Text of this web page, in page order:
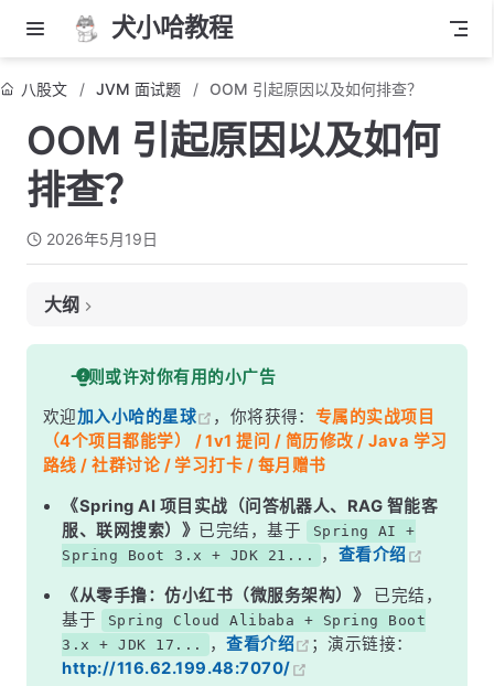
犬小哈教程
八股文 JVM 面试题 OOM 引起原因以及如何排查？
OOM 引起原因以及如何
排查？
2026年5月19日
大纲
面试考察点
核心答案
深度解析
一、OOM 的常见原因
二、OOM 排查完整流程
三、预防 OOM 的最佳实践
常见面试变体
记忆口诀
一则或许对你有用的小广告
欢迎加入小哈的星球 ，你将获得： 专属的实战项目
（4个项目都能学） / 1v1 提问 / 简历修改 / Java 学习
路线 / 社群讨论 / 学习打卡 / 每月赠书
《Spring AI 项目实战（问答机器人、RAG 智能客
服、联网搜索）》 已完结，基于
Spring AI +
Spring Boot 3.x + JDK 21...
， 查看介绍
《从零手撸：仿小红书（微服务架构）》
已完结，
基于
Spring Cloud Alibaba + Spring Boot
3.x + JDK 17...
，查看介绍
；演示链接：
http://116.62.199.48:7070/